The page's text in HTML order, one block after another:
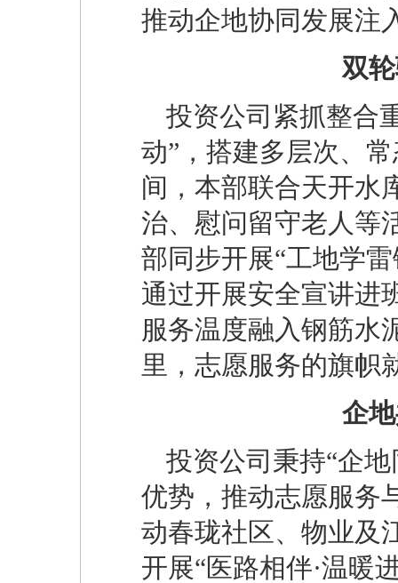
推动企地协同发展注
双
投资公司紧抓整合
动”，搭建多层次、
间，本部联合天开水
治、慰问留守老人等
部同步开展“工地学
通过开展安全宣讲进
服务温度融入钢筋水
里，志愿服务的旗帜
企
投资公司秉持“企
优势，推动志愿服务
动春珑社区、物业及
开展“医路相伴·温暖